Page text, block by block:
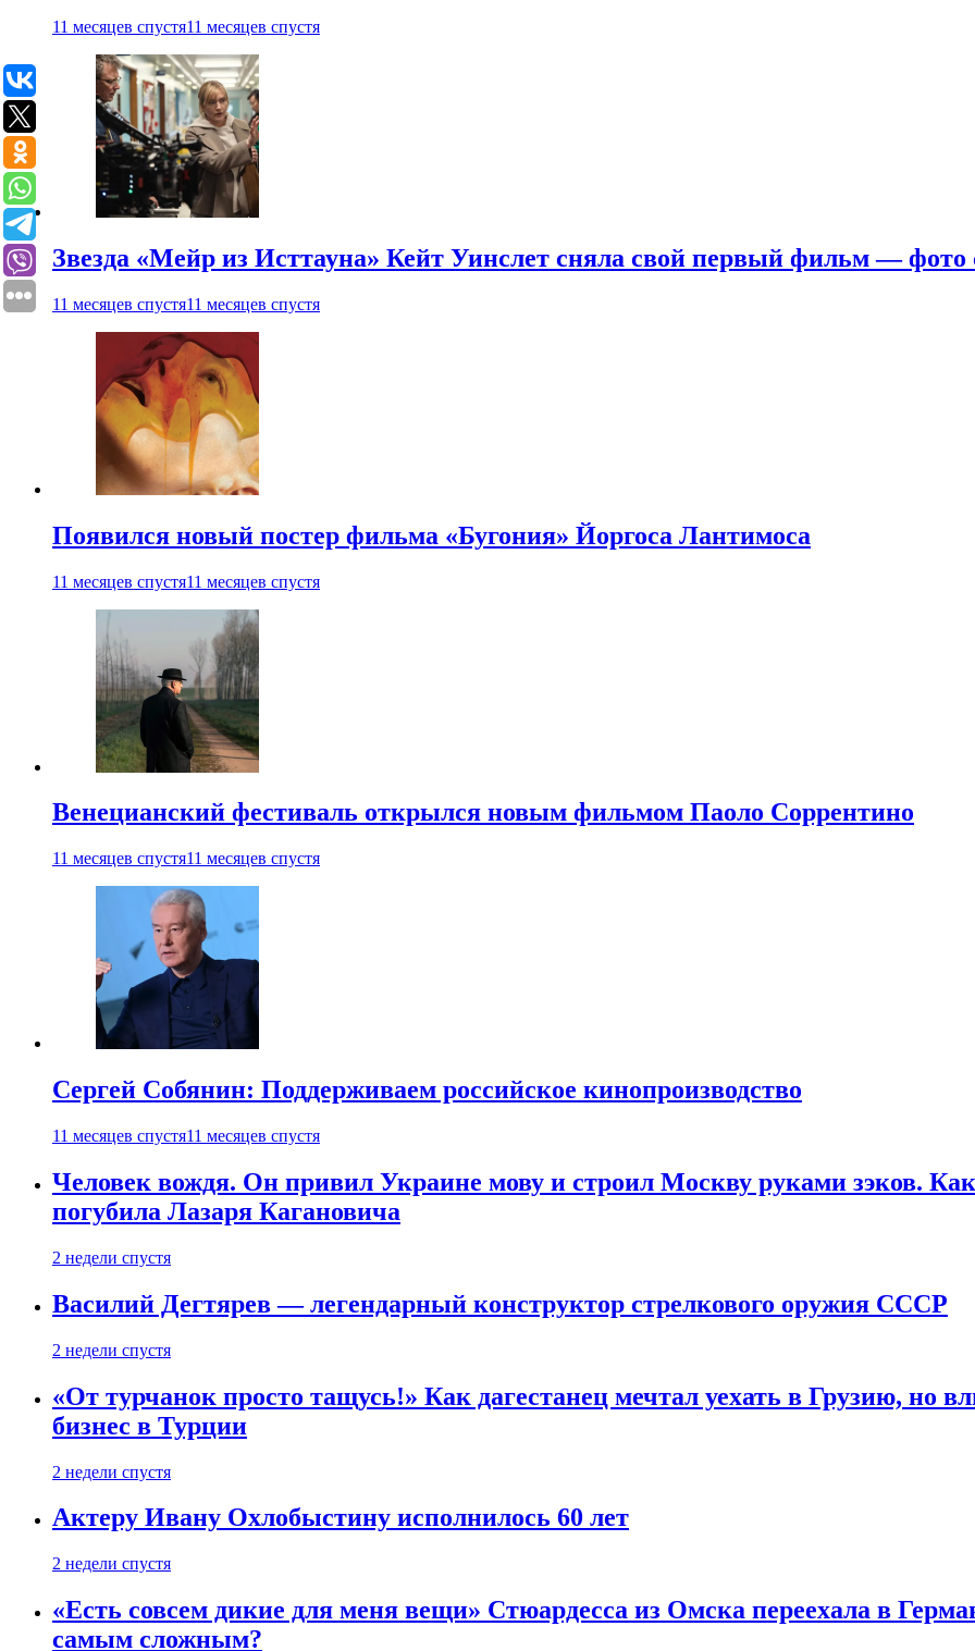
11 месяцев спустя11 месяцев спустя
Звезда «Мейр из Исттауна» Кейт Уинслет сняла свой первый фильм — фото
11 месяцев спустя11 месяцев спустя
Появился новый постер фильма «Бугония» Йоргоса Лантимоса
11 месяцев спустя11 месяцев спустя
Венецианский фестиваль открылся новым фильмом Паоло Соррентино
11 месяцев спустя11 месяцев спустя
Сергей Собянин: Поддерживаем российское кинопроизводство
11 месяцев спустя11 месяцев спустя
Человек вождя. Он привил Украине мову и строил Москву руками зэков.
погубила Лазаря Кагановича
2 недели спустя
Василий Дегтярев — легендарный конструктор стрелкового оружия СССР
2 недели спустя
«От турчанок просто тащусь!» Как дагестанец мечтал уехать в Грузию, но
бизнес в Турции
2 недели спустя
Актеру Ивану Охлобыстину исполнилось 60 лет
2 недели спустя
«Есть совсем дикие для меня вещи» Стюардесса из Омска переехала в
самым сложным?